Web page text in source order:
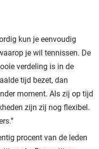
kun je eenvoudig
je wil tennissen. De
verdeling is in de
tijd bezet, dan
moment. Als zij op tijd
zijn zij nog flexibel.
procent van de leden